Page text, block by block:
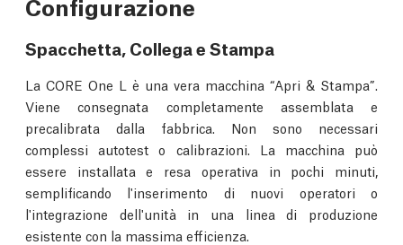
Spacchetta, Collega e Stampa
La CORE One L è una vera macchina “Apri & Stampa”.
Viene consegnata completamente assemblata e
precalibrata dalla fabbrica. Non sono necessari
complessi autotest o calibrazioni. La macchina può
essere installata e resa operativa in pochi minuti,
semplificando l'inserimento di nuovi operatori o
l'integrazione dell'unità in una linea di produzione
esistente con la massima efficienza.